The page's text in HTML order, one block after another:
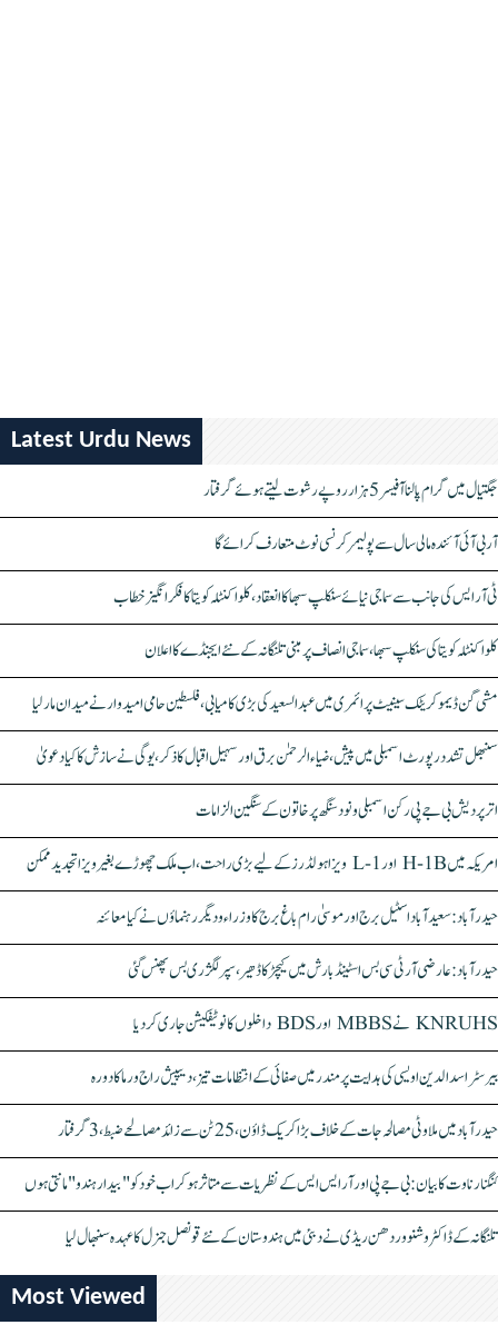
Latest Urdu News
جگتیال میں گرام پالنا آفیسر 5 ہزار روپے رشوت لیتے ہوئے گرفتار
آر بی آئی آئندہ مالی سال سے پولیمر کرنسی نوٹ متعارف کرائے گا
ٹی آر ایس کی جانب سے سماجی نیائے سنکلپ سبھا کا انعقاد، کلواکنٹلہ کویتا کا فکر انگیز خطاب
کلواکنٹلہ کویتا کی سنکلپ سبھا، سماجی انصاف پر مبنی تلنگانہ کے نئے ایجنڈے کا اعلان
مشی گن ڈیموکریٹک سینیٹ پرائمری میں عبدالسعید کی بڑی کامیابی، فلسطین حامی امیدوار نے میدان مار لیا
سنبھل تشدد رپورٹ اسمبلی میں پیش، ضیاء الرحمٰن برق اور سہیل اقبال کا ذکر، یوگی نے سازش کا کیا دعویٰ
اتر پردیش بی جے پی رکن اسمبلی ونود سنگھ پر خاتون کے سنگین الزامات
امریکہ میں H-1B اور L-1 ویزا ہولڈرز کے لیے بڑی راحت، اب ملک چھوڑے بغیر ویزا تجدید ممکن
حیدرآباد: سعیدآباد اسٹیل برج اور موسیٰ رام باغ برج کا وزراء و دیگر رہنماؤں نے کیا معائنہ
حیدرآباد: عارضی آر ٹی سی بس اسٹینڈ بارش میں کیچڑ کا ڈھیر، سپر لگژری بس پھنس گئی
KNRUHS نے MBBS اور BDS داخلوں کا نوٹیفکیشن جاری کر دیا
بیرسٹر اسدالدین اویسی کی ہدایت پر مندر میں صفائی کے انتظامات تیز، دیپیش راج ورما کا دورہ
حیدرآباد میں ملاوٹی مصالحہ جات کے خلاف بڑا کریک ڈاؤن، 25 ٹن سے زائد مصالحے ضبط، 3 گرفتار
کنگنا رناوت کا بیان: بی جے پی اور آر ایس ایس کے نظریات سے متاثر ہو کر اب خود کو "بیدار ہندو" مانتی ہوں
تلنگانہ کے ڈاکٹر وشنو وردھن ریڈی نے دبئی میں ہندوستان کے نئے قونصل جنرل کا عہدہ سنبھال لیا
Most Viewed